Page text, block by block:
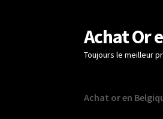
Aller
à
la
Aller
au
contenu
Achat Or
Toujours le meilleur
Achat or en